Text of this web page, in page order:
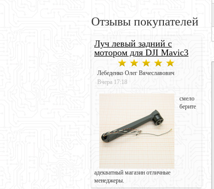
Отзывы покупателей
Луч левый задний с
мотором для DJI Mavic3
Лебеденко Олег Вячеславович
Вчера 17:18
смело
берите
адекватный магазин отличные
менеджеры.